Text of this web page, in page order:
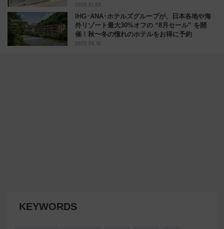
2026.01.03
IHG･ANA･ホテルズグループが、日本各地や海
外リゾート最大30%オフの “8月セール” を開
催！秋〜冬の憧れのホテルをお得に予約
2025.08.10
KEYWORDS